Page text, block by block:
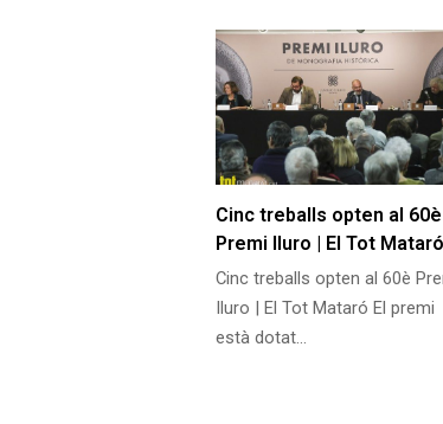
Cinc treballs opten al 60è
Premi Iluro | El Tot Mataró
Cinc treballs opten al 60è
Iluro | El Tot Mataró El premi
està dotat…